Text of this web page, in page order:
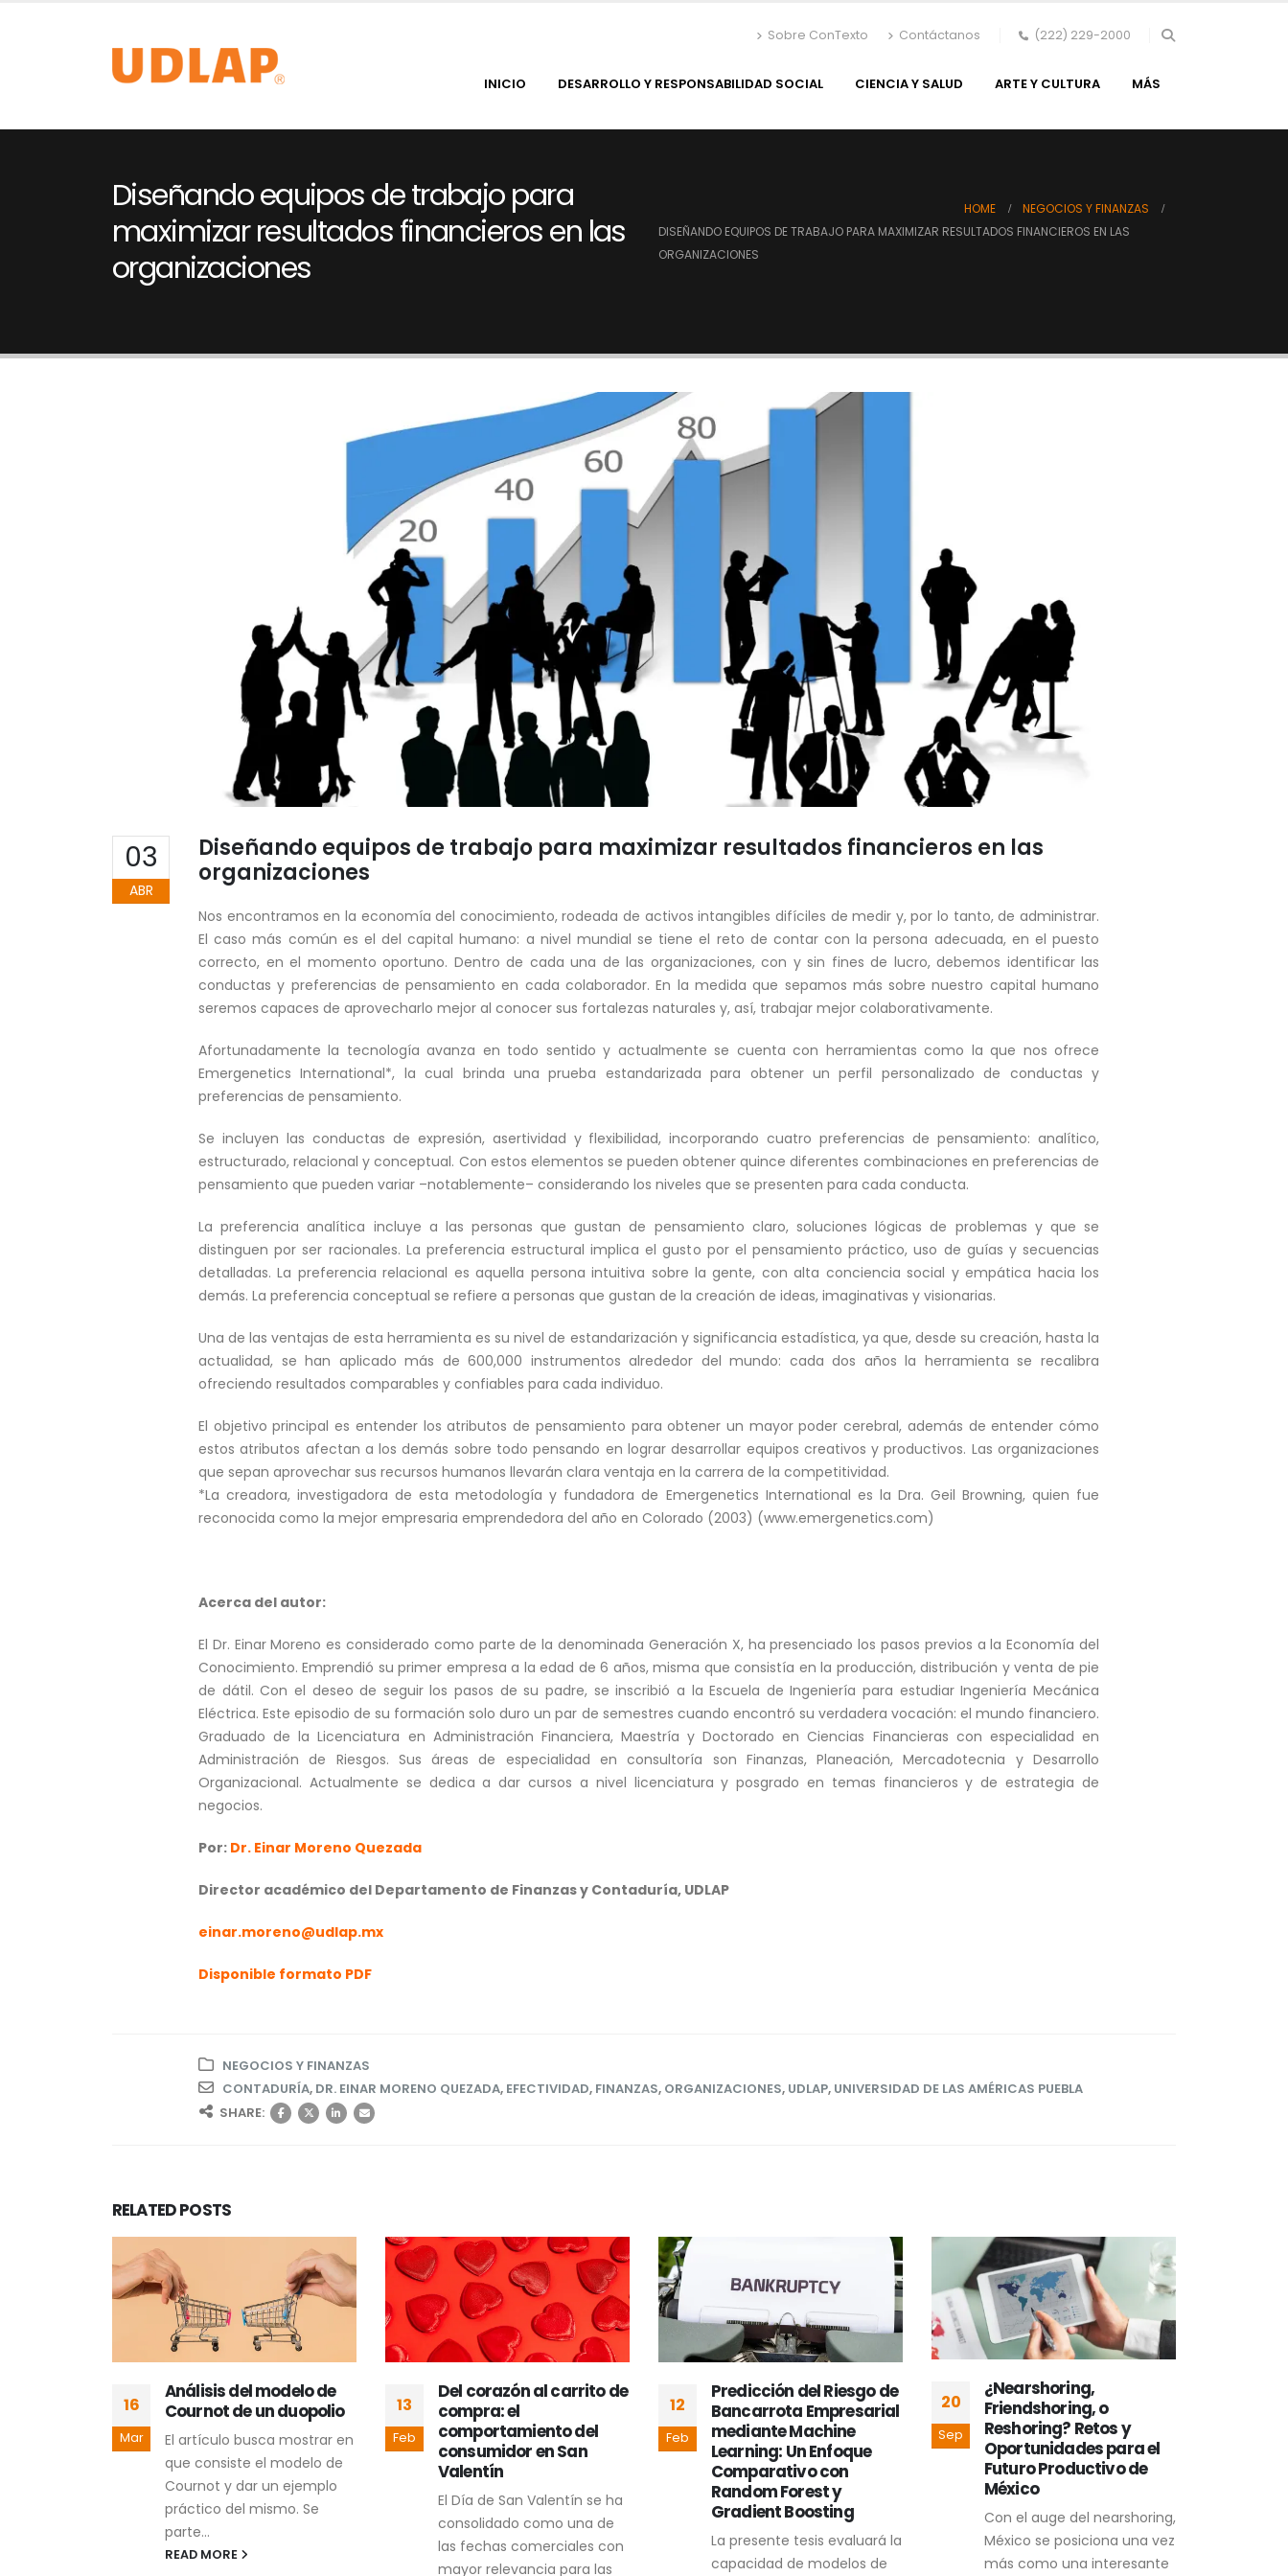
Sobre ConTexto Contáctanos (222) 229-2000
INICIO DESARROLLO Y RESPONSABILIDAD SOCIAL CIENCIA Y SALUD ARTE Y CULTURA MÁS
Diseñando equipos de trabajo para
maximizar resultados financieros en las
organizaciones
HOME
NEGOCIOS Y FINANZAS
DISEÑANDO EQUIPOS DE TRABAJO PARA MAXIMIZAR RESULTADOS FINANCIEROS EN LAS
ORGANIZACIONES
03
ABR
Diseñando equipos de trabajo para maximizar resultados financieros en las
organizaciones
Nos encontramos en la economía del conocimiento, rodeada de activos intangibles difíciles de medir y, por lo tanto, de administrar.
El caso más común es el del capital humano: a nivel mundial se tiene el reto de contar con la persona adecuada, en el puesto
correcto, en el momento oportuno. Dentro de cada una de las organizaciones, con y sin fines de lucro, debemos identificar las
conductas y preferencias de pensamiento en cada colaborador. En la medida que sepamos más sobre nuestro capital humano
seremos capaces de aprovecharlo mejor al conocer sus fortalezas naturales y, así, trabajar mejor colaborativamente.
Afortunadamente la tecnología avanza en todo sentido y actualmente se cuenta con herramientas como la que nos ofrece
Emergenetics International*, la cual brinda una prueba estandarizada para obtener un perfil personalizado de conductas y
preferencias de pensamiento.
Se incluyen las conductas de expresión, asertividad y flexibilidad, incorporando cuatro preferencias de pensamiento: analítico,
estructurado, relacional y conceptual. Con estos elementos se pueden obtener quince diferentes combinaciones en preferencias de
pensamiento que pueden variar –notablemente– considerando los niveles que se presenten para cada conducta.
La preferencia analítica incluye a las personas que gustan de pensamiento claro, soluciones lógicas de problemas y que se
distinguen por ser racionales. La preferencia estructural implica el gusto por el pensamiento práctico, uso de guías y secuencias
detalladas. La preferencia relacional es aquella persona intuitiva sobre la gente, con alta conciencia social y empática hacia los
demás. La preferencia conceptual se refiere a personas que gustan de la creación de ideas, imaginativas y visionarias.
Una de las ventajas de esta herramienta es su nivel de estandarización y significancia estadística, ya que, desde su creación, hasta la
actualidad, se han aplicado más de 600,000 instrumentos alrededor del mundo: cada dos años la herramienta se recalibra
ofreciendo resultados comparables y confiables para cada individuo.
El objetivo principal es entender los atributos de pensamiento para obtener un mayor poder cerebral, además de entender cómo
estos atributos afectan a los demás sobre todo pensando en lograr desarrollar equipos creativos y productivos. Las organizaciones
que sepan aprovechar sus recursos humanos llevarán clara ventaja en la carrera de la competitividad.
*La creadora, investigadora de esta metodología y fundadora de Emergenetics International es la Dra. Geil Browning, quien fue
reconocida como la mejor empresaria emprendedora del año en Colorado (2003) (www.emergenetics.com)
Acerca del autor:
El Dr. Einar Moreno es considerado como parte de la denominada Generación X, ha presenciado los pasos previos a la Economía del
Conocimiento. Emprendió su primer empresa a la edad de 6 años, misma que consistía en la producción, distribución y venta de pie
de dátil. Con el deseo de seguir los pasos de su padre, se inscribió a la Escuela de Ingeniería para estudiar Ingeniería Mecánica
Eléctrica. Este episodio de su formación solo duro un par de semestres cuando encontró su verdadera vocación: el mundo financiero.
Graduado de la Licenciatura en Administración Financiera, Maestría y Doctorado en Ciencias Financieras con especialidad en
Administración de Riesgos. Sus áreas de especialidad en consultoría son Finanzas, Planeación, Mercadotecnia y Desarrollo
Organizacional. Actualmente se dedica a dar cursos a nivel licenciatura y posgrado en temas financieros y de estrategia de
negocios.
Por: Dr. Einar Moreno Quezada
Director académico del Departamento de Finanzas y Contaduría, UDLAP
einar.moreno@udlap.mx
Disponible formato PDF
NEGOCIOS Y FINANZAS
CONTADURÍA, DR. EINAR MORENO QUEZADA, EFECTIVIDAD, FINANZAS, ORGANIZACIONES, UDLAP, UNIVERSIDAD DE LAS AMÉRICAS PUEBLA
SHARE:
RELATEDPOSTS
16
Mar
Análisis del modelo de
Cournot de un duopolio
El artículo busca mostrar en
que consiste el modelo de
Cournot y dar un ejemplo
práctico del mismo. Se
parte...
READ MORE
13
Feb
Del corazón al carrito de
compra: el
comportamiento del
consumidor en San
Valentín
El Día de San Valentín se ha
consolidado como una de
las fechas comerciales con
mayor relevancia para las
12
Feb
Predicción del Riesgo de
Bancarrota Empresarial
mediante Machine
Learning: Un Enfoque
Comparativo con
Random Forest y
Gradient Boosting
La presente tesis evaluará la
capacidad de modelos de
20
Sep
¿Nearshoring,
Friendshoring, o
Reshoring? Retos y
Oportunidades para el
Futuro Productivo de
México
Con el auge del nearshoring,
México se posiciona una vez
más como una interesante